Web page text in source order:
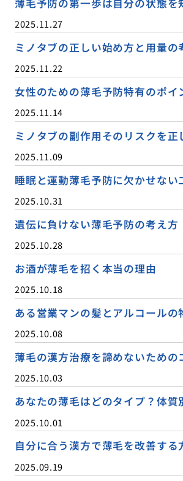
2025.11.27
ミノタブの正しい始め方と用量の
2025.11.22
女性のための薄毛予防特有のポイ
2025.11.14
ミノタブの副作用そのリスクを正
2025.11.09
睡眠と運動薄毛予防に欠かせない
2025.10.31
遺伝に負けない薄毛予防の考え方
2025.10.28
お酒が薄毛を招く本当の理由
2025.10.18
ある営業マンの髪とアルコールの
2025.10.08
薄毛の漢方治療を諦めないための
2025.10.03
あなたの薄毛はどのタイプ？体質
2025.10.01
自分に合う漢方で薄毛を改善する
2025.09.19